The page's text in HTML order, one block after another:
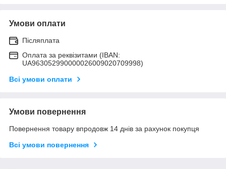
Умови оплати
Післяплата
Оплата за реквізитами (IBAN:
UA963052990000026009020709998)
Всі умови оплати
Умови повернення
Повернення товару впродовж 14 днів за рахунок покупця
Всі умови повернення